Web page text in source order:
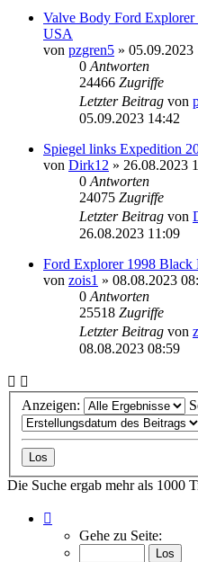
Valve Body Ford Explorer
USA
von pzgren5 » 05.09.2023
0 Antworten
24466 Zugriffe
Letzter Beitrag von
05.09.2023 14:42
Spiegel links Expedition
von Dirk12 » 26.08.2023
0 Antworten
24075 Zugriffe
Letzter Beitrag von
26.08.2023 11:09
Ford Explorer 1998 Black
von zois1 » 08.08.2023
0 Antworten
25518 Zugriffe
Letzter Beitrag von
08.08.2023 08:59
Anzeigen:
Die Suche ergab mehr als 1000
von
Gehe zu Seite: